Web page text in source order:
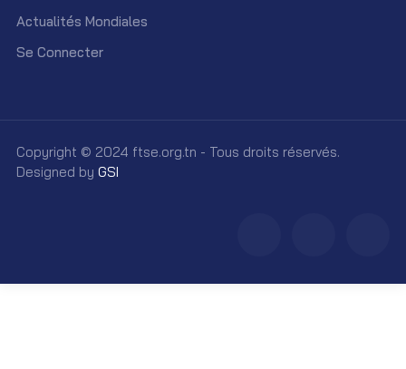
Actualités Mondiales
Se Connecter
Copyright © 2024 ftse.org.tn - Tous droits réservés.
Designed by GSI